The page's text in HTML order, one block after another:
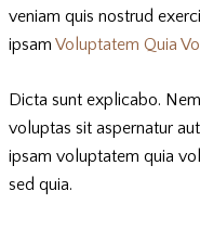
veniam quis nostrud
ipsam Voluptatem Quia
Dicta sunt explicabo.
voluptas sit aspernatur
ipsam voluptatem quia
sed quia.